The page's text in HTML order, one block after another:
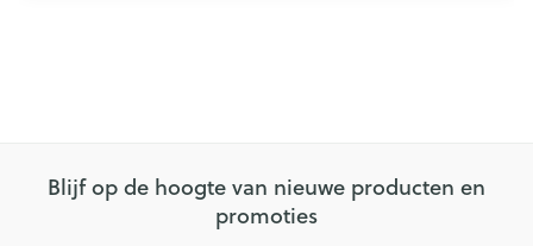
Blijf op de hoogte van nieuwe producten en
promoties